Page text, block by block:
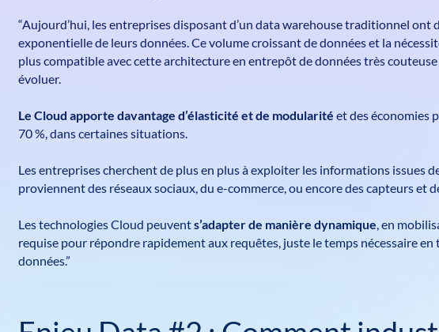
“Aujourd’hui, les entreprises disposant d’un data warehouse traditionnel ont
exponentielle de leurs données. Ce volume croissant de données et la
plus compatible avec cette architecture en entrepôt de données très
évoluer.
Le Cloud apporte davantage d’élasticité et de modularité et des économies
70 %, dans certaines situations.
Les entreprises cherchent de plus en plus à exploiter les informations issues
proviennent des réseaux sociaux, du e-commerce, ou encore des capteurs et
Les technologies Cloud peuvents’adapter de manière dynamique , en
requise pour répondre rapidement aux requêtes, juste le temps nécessaire
données.”